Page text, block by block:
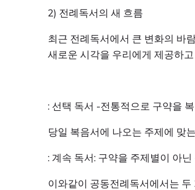
2) 전례독서의 새 흐름
최근 전례독서에서 큰 변화의 바
새로운 시각을 우리에게 제공하
: 선택 독서 -전통적으로 구약을
당일 복음서에 나오는 주제에 맞
: 계속 독서: 구약을 주제별이 아
이와같이 공동전례독서에서는